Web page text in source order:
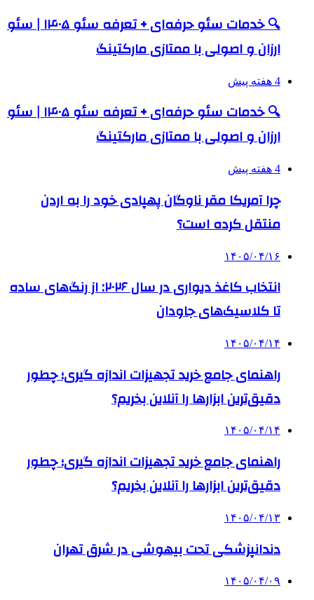
🔍 خدمات سئو حرفه‌ای + تعرفه سئو ۱۴۰۵ | سئو
ارزان و اصولی با ممتازی مارکتینگ
4 هفته پیش
🔍 خدمات سئو حرفه‌ای + تعرفه سئو ۱۴۰۵ | سئو
ارزان و اصولی با ممتازی مارکتینگ
4 هفته پیش
چرا آمریکا مقر ناوگان پهپادی خود را به اردن
منتقل کرده است؟
۱۴۰۵/۰۴/۱۶
انتخاب کاغذ دیواری در سال ۲۰۲۶: از رنگ‌های ساده
تا کلاسیک‌های جاودان
۱۴۰۵/۰۴/۱۴
راهنمای جامع خرید تجهیزات اندازه گیری؛ چطور
دقیق‌ترین ابزارها را آنلاین بخریم؟
۱۴۰۵/۰۴/۱۴
راهنمای جامع خرید تجهیزات اندازه گیری؛ چطور
دقیق‌ترین ابزارها را آنلاین بخریم؟
۱۴۰۵/۰۴/۱۳
دندانپزشکی تحت بیهوشی در شرق تهران
۱۴۰۵/۰۴/۰۹